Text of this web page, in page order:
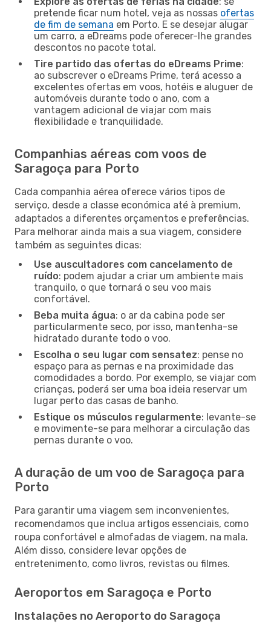
pretende ficar num hotel, veja as nossas ofertas
de fim de semana em Porto. E se desejar alugar
um carro, a eDreams pode oferecer-lhe grandes
descontos no pacote total.
Tire partido das ofertas do eDreams Prime:
ao subscrever o eDreams Prime, terá acesso a
excelentes ofertas em voos, hotéis e aluguer de
automóveis durante todo o ano, com a
vantagem adicional de viajar com mais
flexibilidade e tranquilidade.
Companhias aéreas com voos de
Saragoça para Porto
Cada companhia aérea oferece vários tipos de
serviço, desde a classe económica até à premium,
adaptados a diferentes orçamentos e preferências.
Para melhorar ainda mais a sua viagem, considere
também as seguintes dicas:
Use auscultadores com cancelamento de
ruído: podem ajudar a criar um ambiente mais
tranquilo, o que tornará o seu voo mais
confortável.
Beba muita água: o ar da cabina pode ser
particularmente seco, por isso, mantenha-se
hidratado durante todo o voo.
Escolha o seu lugar com sensatez: pense no
espaço para as pernas e na proximidade das
comodidades a bordo. Por exemplo, se viajar com
crianças, poderá ser uma boa ideia reservar um
lugar perto das casas de banho.
Estique os músculos regularmente: levante-se
e movimente-se para melhorar a circulação das
pernas durante o voo.
A duração de um voo de Saragoça para
Porto
Para garantir uma viagem sem inconvenientes,
recomendamos que inclua artigos essenciais, como
roupa confortável e almofadas de viagem, na mala.
Além disso, considere levar opções de
entretenimento, como livros, revistas ou filmes.
Aeroportos em Saragoça e Porto
Instalações no Aeroporto do Saragoça